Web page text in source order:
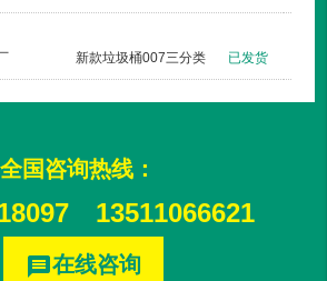
新款垃圾桶007三分类 已发货
全国咨询热线：
13511066621
message在线咨询